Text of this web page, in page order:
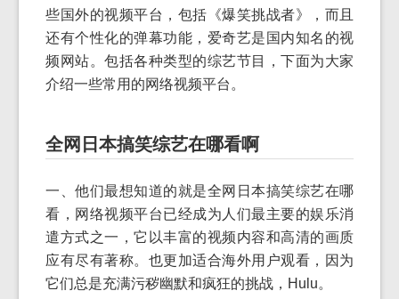
些国外的视频平台，包括《爆笑挑战者》，而且
还有个性化的弹幕功能，爱奇艺是国内知名的视
频网站。包括各种类型的综艺节目，下面为大家
介绍一些常用的网络视频平台。
全网日本搞笑综艺在哪看啊
一、他们最想知道的就是全网日本搞笑综艺在哪
看，网络视频平台已经成为人们最主要的娱乐消
遣方式之一，它以丰富的视频内容和高清的画质
应有尽有著称。也更加适合海外用户观看，因为
它们总是充满污秽幽默和疯狂的挑战，Hulu。